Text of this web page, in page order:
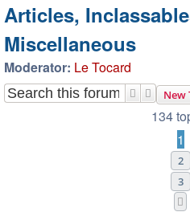
Articles,
Miscellaneous
Moderator: Le Tocard
New
Search
134
1
2
3